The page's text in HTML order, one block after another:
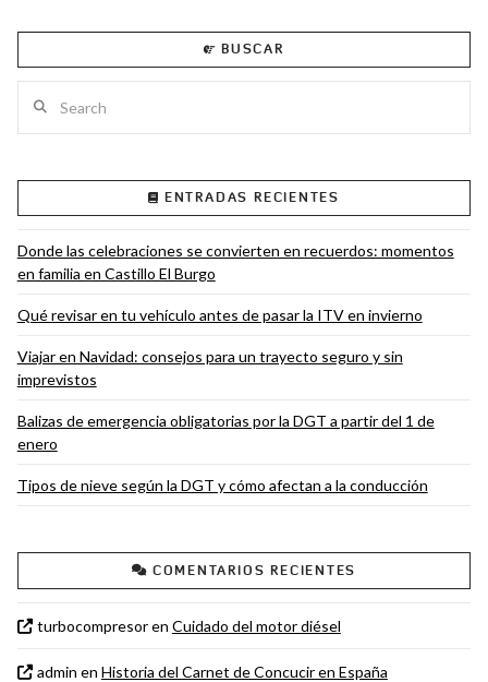
BUSCAR
ENTRADAS RECIENTES
Donde las celebraciones se convierten en recuerdos: momentos
en familia en Castillo El Burgo
Qué revisar en tu vehículo antes de pasar la ITV en invierno
Viajar en Navidad: consejos para un trayecto seguro y sin
imprevistos
Balizas de emergencia obligatorias por la DGT a partir del 1 de
enero
Tipos de nieve según la DGT y cómo afectan a la conducción
COMENTARIOS RECIENTES
turbocompresoren Cuidado del motor diésel
admin en Historia del Carnet de Concucir en España